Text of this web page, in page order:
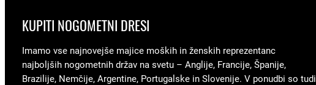
KUPITI NOGOMETNI DRESI
Imamo vse najnovejše majice moških in ženskih reprezentanc
najboljših nogometnih držav na svetu – Anglije, Francije, Španije,
Brazilije, Nemčije, Argentine, Portugalske in Slovenije. V ponudbi so tudi